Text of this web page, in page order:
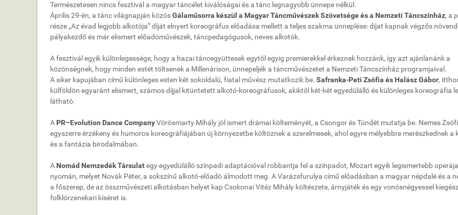
Természetesen nincs fesztivál a magyar táncélet kiválóságai és a tánc legnagyobb ünnepe nélkül.
Április 29-én, a tánc világnapján közösGálaműsorra készül a Magyar Táncművészek Szövetsége és a Nemzeti Táncszínház, a
része „Az évad legjobb alkotója” díját elnyert koreográfus előadása mellett a teljes szakma ünneplése: díjat kapnak végzős
pályakezdő és már elismert előadóművészek, táncpedagógusok, neves alkotók.
A fesztivál egyik különlegessége, hogy a hazai táncegyüttesek egytől egyig premierekkel érkeznek hozzánk, így azt ajánlanánk a
közönségnek, hogy minden estét töltsenek a Millenárison, ünnepeljék a táncművészetet a Nemzeti Táncszínház programjaival.
A siker kapujában című különleges esten két sokoldalú, fiatal művész mutatkozik be. Safranka-Peti Zsófia és Halász Gábor,
külföldön egyaránt elismert, számos díjjal kitüntetett alkotó-koreográfusok, akiktől két-két egyedülálló és különleges koreográfia
látható.
A PR–Evolution Dance CompanyVörösmarty Mihály jól ismert drámai költeményét, a Csongor és Tündét mutatja be. Nemes
egyszerre érzékeny és humoros koreográfiájában új környezetbe költöznek a szerelmesek, ahol egyre mélyebbre merészkednek a
és a fantázia birodalmában.
A Nomád Nemzedék Társulategy egyedülálló színpadi adaptációval robbantja fel a színpadot, Mozart egyik legismertebb operája
nyomán, melyet Novák Péter, a sokszínű alkotó-előadó álmodott meg. A Varázsfurulya című előadásban a magyar népdalé és a
a főszerep, de az összművészeti alkotásban helyet kap Csokonai Vitéz Mihály költészete, árnyjáték és egy vonósnégyessel
folklórzenekari kíséret is.